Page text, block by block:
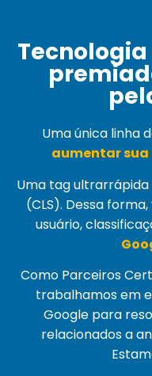
Uma única linha
aumentar sua
Uma tag ultrarrápida
(CLS). Dessa
usuário,
Como Parceiros
trabalhamos em
Google para
relacionados a